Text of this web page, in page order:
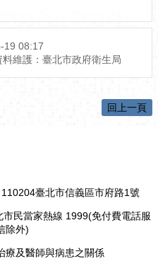
19 08:17
料維護：臺北市政府衛生局
回上一頁
臺北市信義區市府路1號
民當家熱線 1999(免付費電話服
除外)
療及醫師與病患之關係